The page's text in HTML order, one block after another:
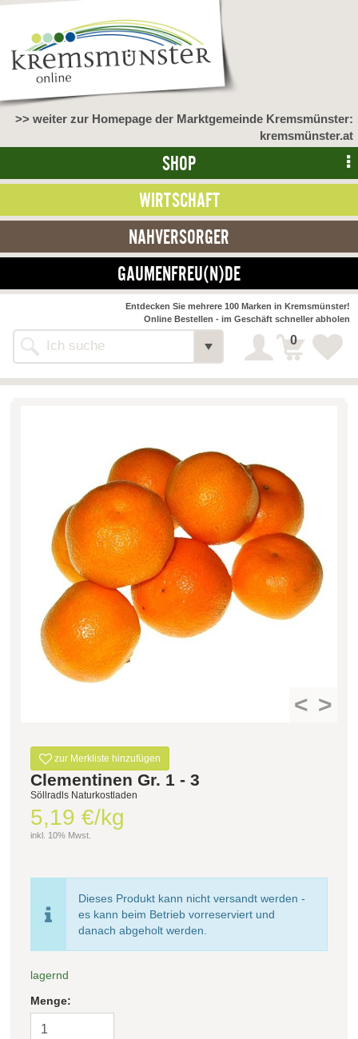
>> weiter zur Homepage der Marktgemeinde Kremsmünster:
kremsmünster.at
SHOP
WIRTSCHAFT
NAHVERSORGER
GAUMENFREU(N)DE
Alle Webseiten
Entdecken Sie mehrere 100 Marken in Kremsmünster!
Online Bestellen - im Geschäft schneller abholen
0
NAHVERSORGER
>> Bauernmarkt << Detail
Bäckerei-Konditorei-Café
Fleischerei Hüthmayr Detail
Hofladen Hoffelner Detail
Kuglbauer - Familie Bischof Detail
La Toscana Anita Wolf e.U. Detail
Söllradls Naturkostladen Detail
Stiftsgärtnerei Detail
Weinkellerei Stift
Kremsmünster
Detail
Wildkraut
Filter zurücksetzen
< >
zur Merkliste hinzufügen
Clementinen Gr. 1 - 3
Söllradls Naturkostladen
5,19 €/kg
inkl. 10% Mwst.
Dieses Produkt kann nicht versandt werden -
es kann beim Betrieb vorreserviert und
danach abgeholt werden.
lagernd
Menge: